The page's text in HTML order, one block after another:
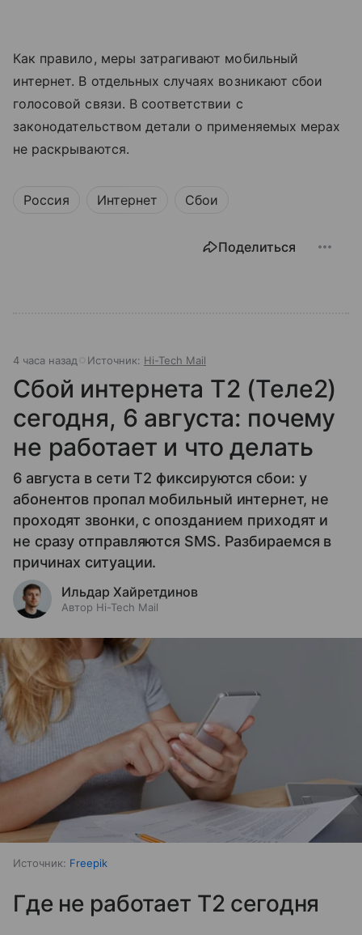
Как правило, меры затрагивают мобильный
интернет. В отдельных случаях возникают сбои
голосовой связи. В соответствии с
законодательством детали о применяемых мерах
не раскрываются.
Россия Интернет Сбои
Поделиться
4 часа назад Источник: Hi-Tech Mail
Сбой интернета T2 (Теле2)
сегодня, 6 августа: почему
не работает и что делать
6 августа в сети T2 фиксируются сбои: у
абонентов пропал мобильный интернет, не
проходят звонки, с опозданием приходят и
не сразу отправляются SMS. Разбираемся в
причинах ситуации.
Ильдар Хайретдинов
Автор Hi-Tech Mail
Источник: Freepik
Где не работает T2 сегодня